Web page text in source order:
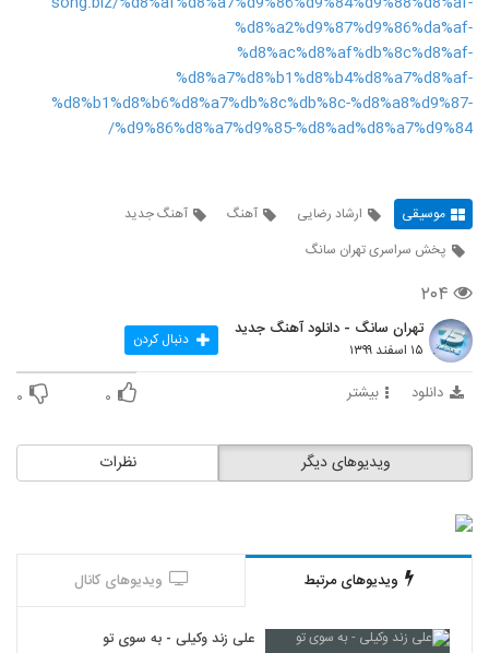
%d8%a2%d9%87%d9%86%da%af-
%d8%ac%d8%af%db%8c%d8%af-
%d8%a7%d8%b1%d8%b4%d8%a7%d8%af-
%d8%b1%d8%b6%d8%a7%db%8c%db%8c-%d8%a8%d9%87-
%d9%86%d8%a7%d9%85-%d8%ad%d8%a7%d9%84/
موسیقی ارشاد رضایی آهنگ
آهنگ جدید
پخش سراسری تهران سانگ
۲۰۴
تهران سانگ - دانلود آهنگ جدید
۱۵ اسفند ۱۳۹۹ دنبال کردن
دانلود بیشتر ۰ ۰
نظرات ویدیوهای دیگر
ویدیوهای مرتبط ویدیوهای کانال
علی زند وکیلی - به سوی تو